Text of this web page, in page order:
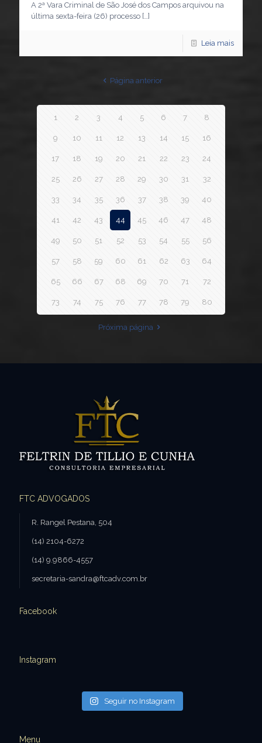
A 2ª Vara Criminal de São José dos Campos arquivou na
última sexta-feira (26) processo […]
Leia mais
Página anterior
1 2 3 4 5 6 7 8
9 10 11 12 13 14 15 16
17 18 19 20 21 22 23 24
25 26 27 28 29 30 31 32
33 34 35 36 37 38 39 40
41 42 43 44 45 46 47 48
49 50 51 52 53 54 55 56
57 58 59 60 61 62 63 64
65 66 67 68 69 70 71 72
73 74 75 76 77 78 79 80
Próxima página
FTC ADVOGADOS
R. Rangel Pestana, 504
(14) 2104-6272
(14) 9.9866-4557
secretaria-sandra@ftcadv.com.br
Facebook
Instagram
Seguir no Instagram
Menu